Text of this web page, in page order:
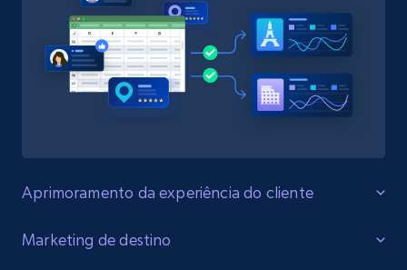
Aprimoramento da experiência do cliente
Atendimento ao cliente aprimorado
Marketing de destino